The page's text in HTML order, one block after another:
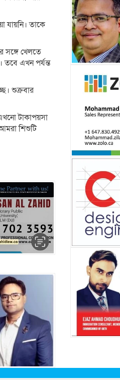
যায়নি। তাকে
সঙ্গে খেলতে
তবে এখন পর্যন্ত
শুক্রবার
টাকাপয়সা
শিশুটি